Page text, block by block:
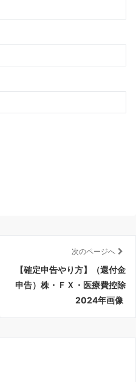
次のページへ
【確定申告やり方】（還付金
申告）株・ＦＸ・医療費控除
2024年画像